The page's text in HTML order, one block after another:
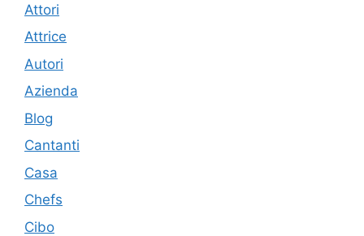
Attori
Attrice
Autori
Azienda
Blog
Cantanti
Casa
Chefs
Cibo